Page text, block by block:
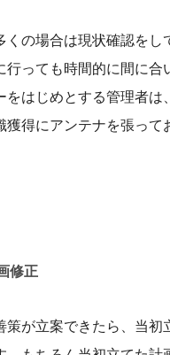
くの場合は現状確認をし
行っても時間的に間に合
をはじめとする管理者は
獲得にアンテナを張って
修正
策が立案できたら、当初